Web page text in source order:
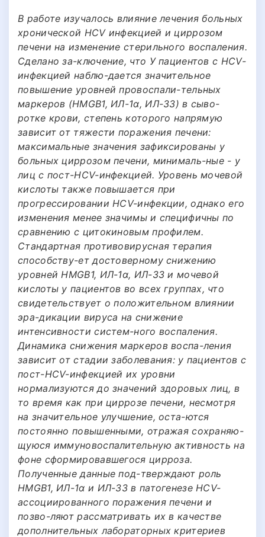
В работе изучалось влияние лечения больных
хронической HCV инфекцией и циррозом
печени на изменение стерильного воспаления.
Сделано за-ключение, что У пациентов с HCV-
инфекцией наблю-дается значительное
повышение уровней провоспали-тельных
маркеров (HMGB1, ИЛ-1α, ИЛ-33) в сыво-
ротке крови, степень которого напрямую
зависит от тяжести поражения печени:
максимальные значения зафиксированы у
больных циррозом печени, минималь-ные - у
лиц с пост-HCV-инфекцией. Уровень мочевой
кислоты также повышается при
прогрессировании HCV-инфекции, однако его
изменения менее значимы и специфичны по
сравнению с цитокиновым профилем.
Стандартная противовирусная терапия
способству-ет достоверному снижению
уровней HMGB1, ИЛ-1α, ИЛ-33 и мочевой
кислоты у пациентов во всех группах, что
свидетельствует о положительном влиянии
эра-дикации вируса на снижение
интенсивности систем-ного воспаления.
Динамика снижения маркеров воспа-ления
зависит от стадии заболевания: у пациентов с
пост-HCV-инфекцией их уровни
нормализуются до значений здоровых лиц, в
то время как при циррозе печени, несмотря
на значительное улучшение, оста-ются
постоянно повышенными, отражая сохраняю-
щуюся иммуновоспалительную активность на
фоне сформировавшегося цирроза.
Полученные данные под-тверждают роль
HMGB1, ИЛ-1α и ИЛ-33 в патогенезе HCV-
ассоциированного поражения печени и
позво-ляют рассматривать их в качестве
дополнительных лабораторных критериев